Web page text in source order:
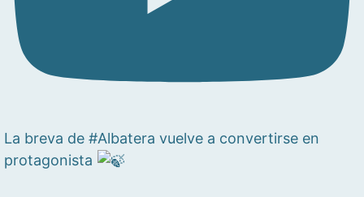
La breva de #Albatera vuelve a convertirse en
protagonista